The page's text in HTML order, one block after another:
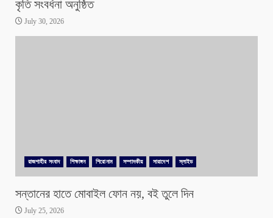
কৃতি সংবর্ধনা অনুষ্ঠিত
July 30, 2026
রাজশাহীর সংবাদ শিক্ষাঙ্গন শিরোনাম সম্পাদকীয় সারাদেশ স্লাইড
সন্তানের হাতে মোবাইল ফোন নয়, বই তুলে দিন
July 25, 2026